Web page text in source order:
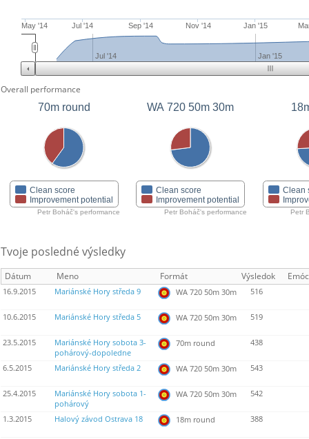
May '14 Jul '14 Sep '14 Nov '14 Jan '15
Jan '15
Jul '14
Overall performance
70m round
Clean score
Improvement potential
Petr Boháč's performance
WA 720 50m 30m
Clean score
Improvement potential
Petr Boháč's performance
Clean
Petr
Tvoje posledné výsledky
Dátum Meno Formát Výsledok
16.9.2015 Mariánské Hory středa 9 WA 720 50m 30m 516
10.6.2015 Mariánské Hory středa 5 WA 720 50m 30m 519
23.5.2015
Mariánské Hory sobota 3-
pohárový-dopoledne
70m round 438
6.5.2015 Mariánské Hory středa 2 WA 720 50m 30m 543
25.4.2015
Mariánské Hory sobota 1-
pohárový
WA 720 50m 30m 542
1.3.2015 Halový závod Ostrava 18 18m round 388